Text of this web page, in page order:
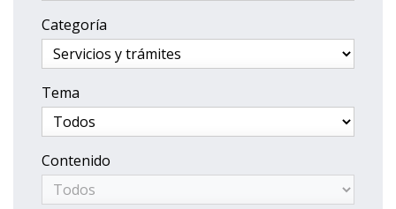
Categoría
Tema
Contenido